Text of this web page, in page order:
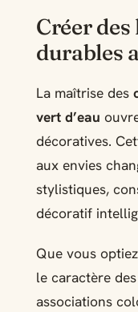
Créer
durables
La maîtrise des
vert d’eau
décoratives.
aux envies
stylistiques,
décoratif
Que vous
le caractère
associations